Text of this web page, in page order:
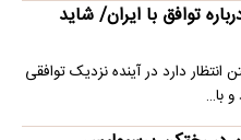
توافق با ایران/ شاید
انتظار دارد در آینده نزدیک توافقی